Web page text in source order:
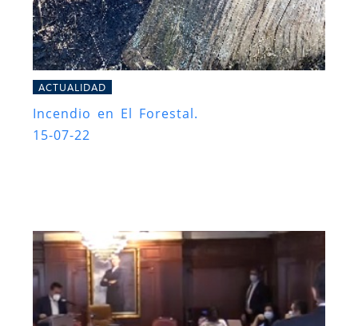
ACTUALIDAD
Incendio en El Forestal.
15-07-22